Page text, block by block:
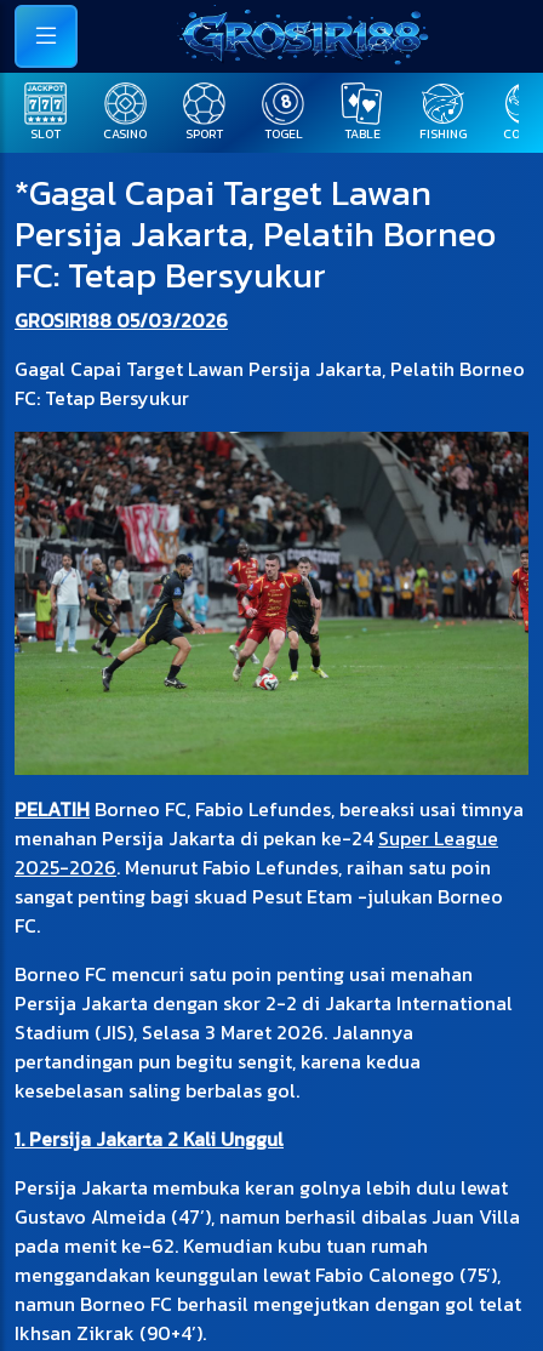
SLOT CASINO SPORT TOGEL TABLE FISHING COCK
*Gagal Capai Target Lawan
Persija Jakarta, Pelatih Borneo
FC: Tetap Bersyukur
GROSIR188 05/03/2026
Gagal Capai Target Lawan Persija Jakarta, Pelatih Borneo
FC: Tetap Bersyukur
PELATIH Borneo FC, Fabio Lefundes, bereaksi usai timnya
menahan Persija Jakarta di pekan ke-24 Super League
2025-2026. Menurut Fabio Lefundes, raihan satu poin
sangat penting bagi skuad Pesut Etam -julukan Borneo
FC.
Borneo FC mencuri satu poin penting usai menahan
Persija Jakarta dengan skor 2-2 di Jakarta International
Stadium (JIS), Selasa 3 Maret 2026. Jalannya
pertandingan pun begitu sengit, karena kedua
kesebelasan saling berbalas gol.
1. Persija Jakarta 2 Kali Unggul
Persija Jakarta membuka keran golnya lebih dulu lewat
Gustavo Almeida (47’), namun berhasil dibalas Juan Villa
pada menit ke-62. Kemudian kubu tuan rumah
menggandakan keunggulan lewat Fabio Calonego (75’),
namun Borneo FC berhasil mengejutkan dengan gol telat
Ikhsan Zikrak (90+4’).